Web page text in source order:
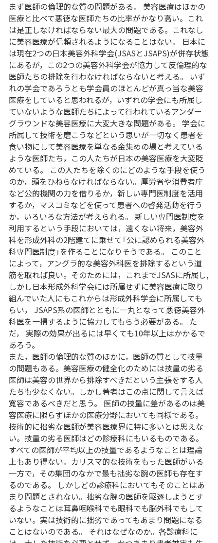
まず医師の倫理的な質の問題がある。 美容医療はほかの
医療と比べて悪徳な医師たちの比率がかなり高い。これ
は是正しなければならない最大の問題である。これなし
に美容医療が信頼されるようになることはない。 日本に
は現在2つの日本美容外科学会(JSASとJSAPS)が併存状態
にあるが，この2つの美容外科学会が協力して反倫理的な
医師たちの排除を行わなければならないと考える。 いず
れの学会であろうとも学会員のほとんどが真っ当な美容
医療をしていると思われるが，いずれの学会にも所属し
ていないような医師たちによって行われているアンダー
グラウンドな美容医療に大変大きな問題がある。 学会に
所属して技術を磨こうなどという思いが一切なく患者を
食い物にして美容医療を単なる金集めの場と考えている
ような医師たち，この人たちが日本の美容医療を大変貶
めている。 この人たちを除くのにどのような手段を使う
のか，頭をひねらなければならない。厚労省や消費者庁
など公的機関の力を借りるか，新しい専門医制度を活用
するか，マスコミなどを使って患者への啓発活動を行う
か，いろいろな方法が考えられる。 新しい専門医制度を
利用するという手段においては，遠くない将来，美容外
科を形成外科の2階建てに乗せて「公に認められる美容外
科専門医制度」を作ることになりそうである。 このこと
によって，アングラ的な美容外科医を排除するという道
筋を取れば良い。そのためには，これまでJSASに所属し,
しかし日本形成外科学会には所属せずに美容医療に取り
組んでいた人にもこれからは形成外科学会に所属しても
らい， JSAPS系の医師とともに一丸となって悪徳美容外
科医を一掃するように協力してもらう必要がある。 た
だ， 実際の効果が出るには早くても10年以上はかかるで
あろう。
また，医師の倫理的な質のほかに，医師の質として技量
の問題もある。美容医療の健全化のためには技量の劣る
医師は美容の世界から排除すべきだという主張をする人
たちも少なくない。しかし著者はこの点に関して言えば
寛容であるべきだと思う。 医師の技量に差があるのは美
容医療に限らずほかの医療分野においても同様である。
技術的に拙劣な医師が美容医療界に特に多いとは思えな
い。技量の劣る医師はどの診療科にもいるものである。
すべての医師が平均以上の技量であるようなことは理論
上もあり得ない。カリスマ的な技術をもった医師がいる
一方で，その集団のなかで最も拙劣な腕の医師も存在す
るのである。 しかしどの診療科においてもそのことはあ
まり問題とされない。拙劣な腕の医師を駆逐しようとす
るようなことは耳鼻咽喉科でも眼科でも脳外科でもして
いない。実は技術的に拙劣であってもあまり問題になる
ことはないのである。 それはなぜなのか。各診療科に